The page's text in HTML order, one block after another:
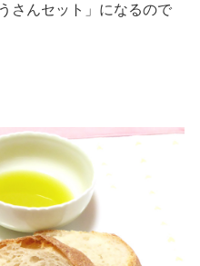
さんセット」になるので